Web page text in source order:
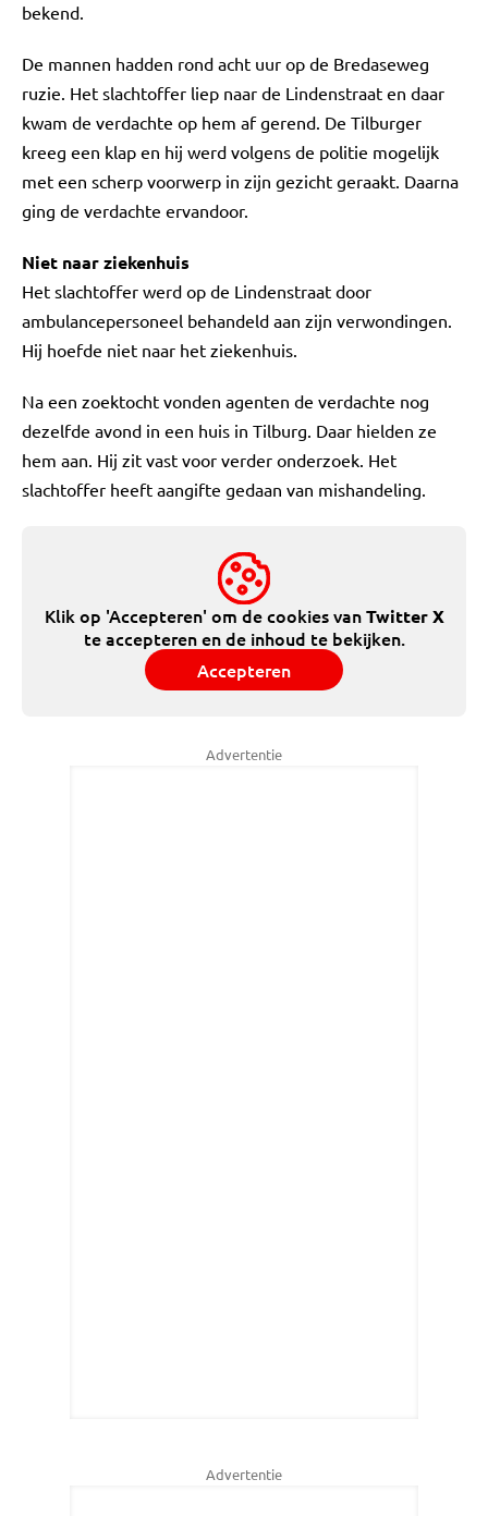
bekend.
De mannen hadden rond acht uur op de Bredaseweg
ruzie. Het slachtoffer liep naar de Lindenstraat en daar
kwam de verdachte op hem af gerend. De Tilburger
kreeg een klap en hij werd volgens de politie mogelijk
met een scherp voorwerp in zijn gezicht geraakt. Daarna
ging de verdachte ervandoor.
Niet naar ziekenhuis
Het slachtoffer werd op de Lindenstraat door
ambulancepersoneel behandeld aan zijn verwondingen.
Hij hoefde niet naar het ziekenhuis.
Na een zoektocht vonden agenten de verdachte nog
dezelfde avond in een huis in Tilburg. Daar hielden ze
hem aan. Hij zit vast voor verder onderzoek. Het
slachtoffer heeft aangifte gedaan van mishandeling.
Klik op 'Accepteren' om de cookies vanTwitter X
te accepteren en de inhoud te bekijken.
Accepteren
Advertentie
Advertentie